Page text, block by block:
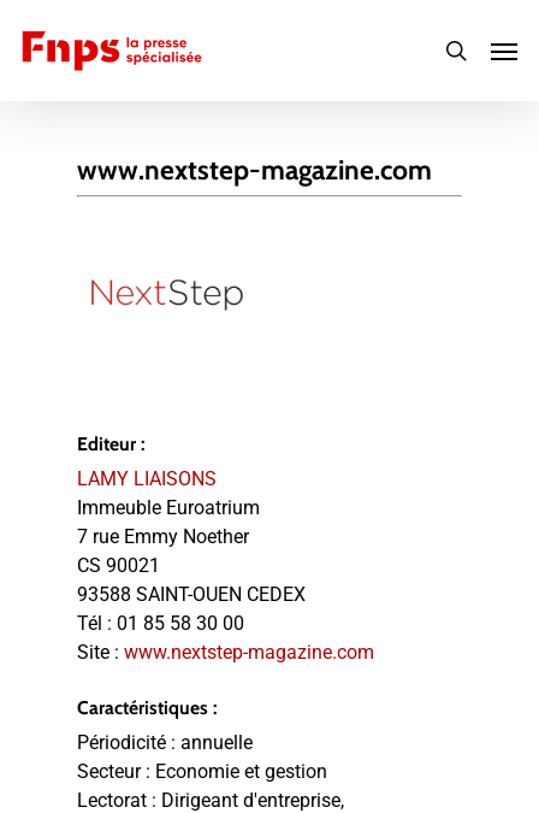
main
search
www.nextstep-magazine.com
Editeur :
LAMY LIAISONS
Immeuble Euroatrium
7 rue Emmy Noether
CS 90021
93588 SAINT-OUEN CEDEX
Tél : 01 85 58 30 00
Site : www.nextstep-magazine.com
Caractéristiques :
Périodicité : annuelle
Secteur : Economie et gestion
Lectorat : Dirigeant d'entreprise,